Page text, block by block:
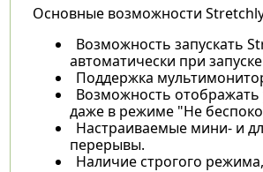
Основные возможности
Возможность запускать
автоматически при
Поддержка
Возможность отображать
даже в режиме "Не
Настраиваемые мини- и
перерывы.
Наличие строгого